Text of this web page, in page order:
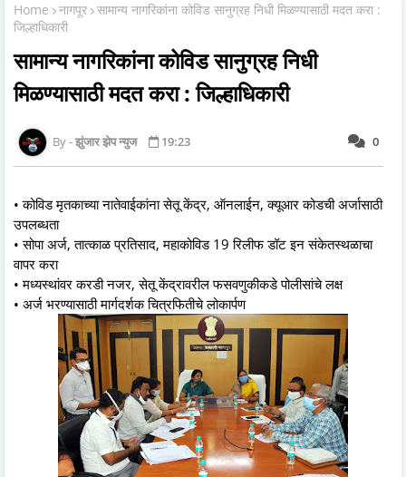
Home नागपूर सामान्य नागरिकांना कोविड सानुग्रह निधी मिळण्यासाठी मदत करा :
जिल्हाधिकारी
सामान्य नागरिकांना कोविड सानुग्रह निधी
मिळण्यासाठी मदत करा : जिल्हाधिकारी
0
झुंजार झेप न्युज 19:23
• कोविड मृतकाच्या नातेवाईकांना सेतू केंद्र, ऑनलाईन, क्यूआर कोडची अर्जासाठी
उपलब्धता
• सोपा अर्ज, तात्काळ प्रतिसाद, महाकोविड 19 रिलीफ डॉट इन संकेतस्थळाचा
वापर करा
• मध्यस्थांवर करडी नजर, सेतू केंद्रावरील फसवणुकीकडे पोलीसांचे लक्ष
• अर्ज भरण्यासाठी मार्गदर्शक चित्रफितीचे लोकार्पण